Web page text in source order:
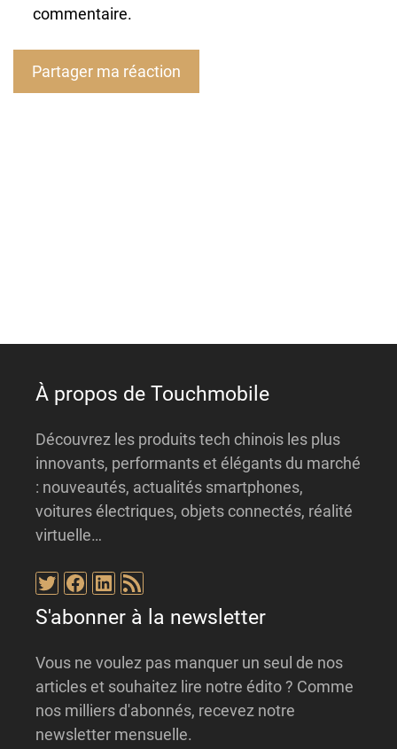
commentaire.
À propos de Touchmobile
Découvrez les produits tech chinois les plus
innovants, performants et élégants du marché
: nouveautés, actualités smartphones,
voitures électriques, objets connectés, réalité
virtuelle…
Twitter
Facebook
LinkedIn
Flux RSS
S'abonner à la newsletter
Vous ne voulez pas manquer un seul de nos
articles et souhaitez lire notre édito ? Comme
nos milliers d'abonnés, recevez notre
newsletter mensuelle.